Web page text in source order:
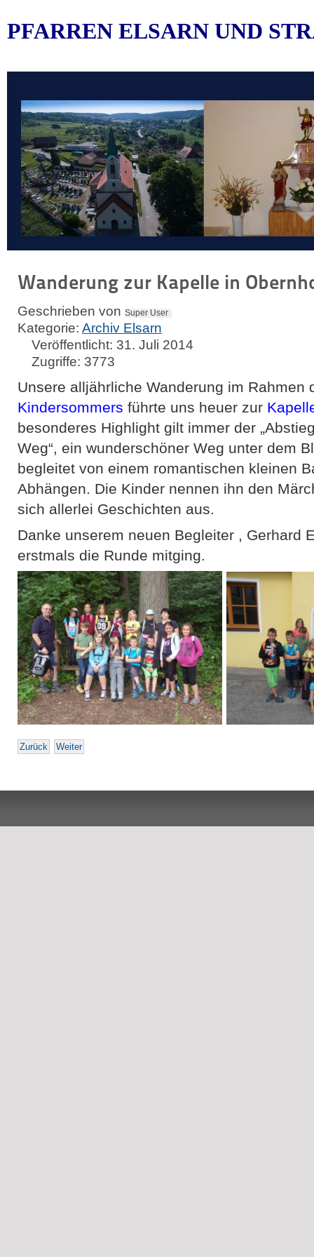
PFARREN ELSARN UND
Wanderung zur Kapelle in
Geschrieben von Super User
Kategorie: Archiv Elsarn
Veröffentlicht: 31. Juli 2014
Zugriffe: 3773
Unsere alljährliche Wanderung im Rahmen
Kindersommers führte uns heuer zur
besonderes Highlight gilt immer der
Weg“, ein wunderschöner Weg unter dem
begleitet von einem romantischen kleinen
Abhängen. Die Kinder nennen ihn den
sich allerlei Geschichten aus.
Danke unserem neuen Begleiter , Gerhard
erstmals die Runde mitging.
Zurück Weiter